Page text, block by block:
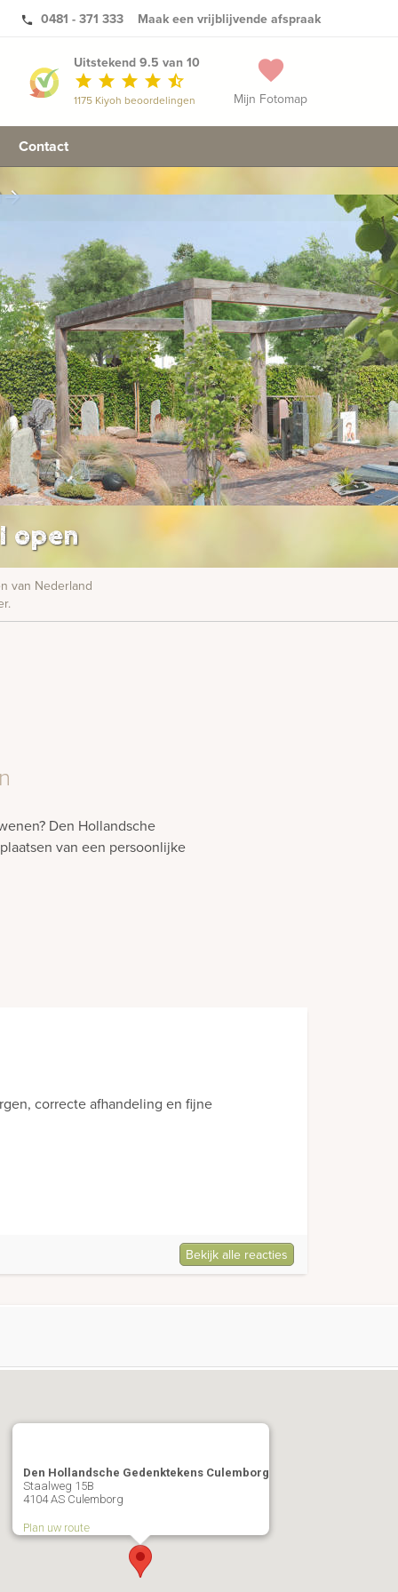
phone 0481 - 371 333 Maak een vrijblijvende afspraak
favorite
Mijn Fotomap
Uitstekend 9.5 van 10
star star star star star_half
1175 Kiyoh beoordelingen
Contact
arrow_forward
open
van Nederland
Den Hollandsche
van een persoonlijke
Bekijk alle reacties
die bij mijn dochter is geplaatst. Wij zijn er
Den Hollandsche Gedenktekens Culemborg
Staalweg 15B
4104 AS Culemborg
Plan uw route